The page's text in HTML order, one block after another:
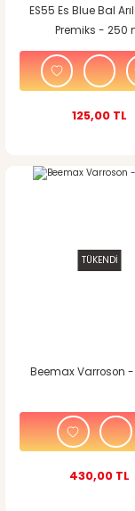
ES55 Es Blue Bal
Premiks - 250
125,00 TL
TÜKENDİ
Beemax Varroson
430,00 TL